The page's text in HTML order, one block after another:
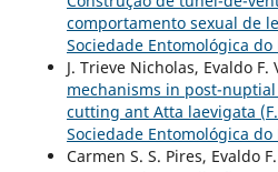
comportamento sexual de
Sociedade Entomológica
J. Trieve Nicholas, Evaldo F.
mechanisms in post-
cutting ant Atta laevigata
Sociedade Entomológica
Carmen S. S. Pires, Evaldo